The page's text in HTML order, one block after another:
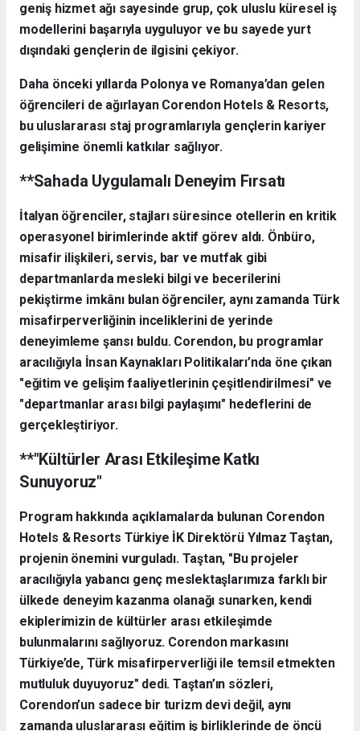
geniş hizmet ağı sayesinde grup, çok uluslu küresel iş
modellerini başarıyla uyguluyor ve bu sayede yurt
dışındaki gençlerin de ilgisini çekiyor.
Daha önceki yıllarda Polonya ve Romanya’dan gelen
öğrencileri de ağırlayan Corendon Hotels & Resorts,
bu uluslararası staj programlarıyla gençlerin kariyer
gelişimine önemli katkılar sağlıyor.
**Sahada Uygulamalı Deneyim Fırsatı
İtalyan öğrenciler, stajları süresince otellerin en kritik
operasyonel birimlerinde aktif görev aldı. Önbüro,
misafir ilişkileri, servis, bar ve mutfak gibi
departmanlarda mesleki bilgi ve becerilerini
pekiştirme imkânı bulan öğrenciler, aynı zamanda Türk
misafirperverliğinin inceliklerini de yerinde
deneyimleme şansı buldu. Corendon, bu programlar
aracılığıyla İnsan Kaynakları Politikaları’nda öne çıkan
"eğitim ve gelişim faaliyetlerinin çeşitlendirilmesi" ve
"departmanlar arası bilgi paylaşımı" hedeflerini de
gerçekleştiriyor.
**"Kültürler Arası Etkileşime Katkı
Sunuyoruz"
Program hakkında açıklamalarda bulunan Corendon
Hotels & Resorts Türkiye İK Direktörü Yılmaz Taştan,
projenin önemini vurguladı. Taştan, "Bu projeler
aracılığıyla yabancı genç meslektaşlarımıza farklı bir
ülkede deneyim kazanma olanağı sunarken, kendi
ekiplerimizin de kültürler arası etkileşimde
bulunmalarını sağlıyoruz. Corendon markasını
Türkiye’de, Türk misafirperverliği ile temsil etmekten
mutluluk duyuyoruz" dedi. Taştan’ın sözleri,
Corendon’un sadece bir turizm devi değil, aynı
zamanda uluslararası eğitim iş birliklerinde de öncü